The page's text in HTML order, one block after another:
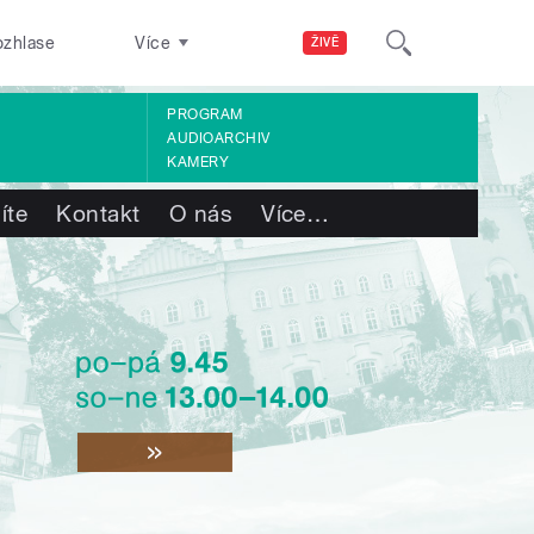
ŽIVĚ
Více
PROGRAM
AUDIOARCHIV
KAMERY
Kontakt O nás Více…